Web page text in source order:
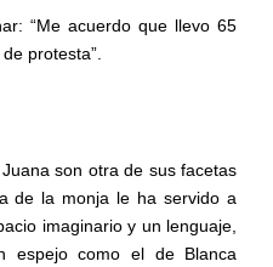
“Me acuerdo que llevo 65
protesta”.
son otra de sus facetas
de la monja le ha servido a
imaginario y un lenguaje,
espejo como el de Blanca